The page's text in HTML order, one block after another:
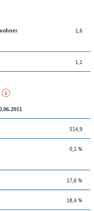
1,6
1,1
514,9
0,1 %
17,6 %
18,4 %